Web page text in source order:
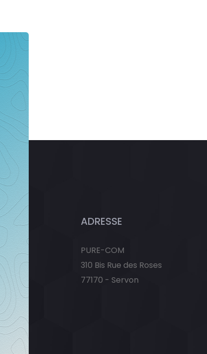
ADRESSE
PURE-COM
310 Bis Rue des Roses
77170 - Servon